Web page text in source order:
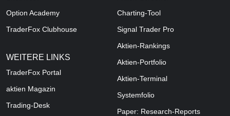
Option Academy
TraderFox Clubhouse
WEITERE LINKS
TraderFox Portal
aktien Magazin
Trading-Desk
Charting-Tool
Signal Trader Pro
Aktien-Rankings
Aktien-Portfolio
Aktien-Terminal
Systemfolio
Paper: Research-Reports